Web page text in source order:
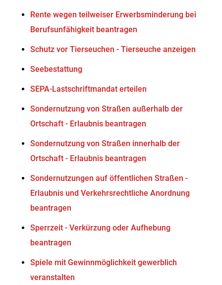
Rente wegen teilweiser Erwerbsminderung bei
Berufsunfähigkeit beantragen
Schutz vor Tierseuchen - Tierseuche anzeigen
Seebestattung
SEPA-Lastschriftmandat erteilen
Sondernutzung von Straßen außerhalb der
Ortschaft - Erlaubnis beantragen
Sondernutzung von Straßen innerhalb der
Ortschaft - Erlaubnis beantragen
Sondernutzungen auf öffentlichen Straßen -
Erlaubnis und Verkehrsrechtliche Anordnung
beantragen
Sperrzeit - Verkürzung oder Aufhebung
beantragen
Spiele mit Gewinnmöglichkeit gewerblich
veranstalten